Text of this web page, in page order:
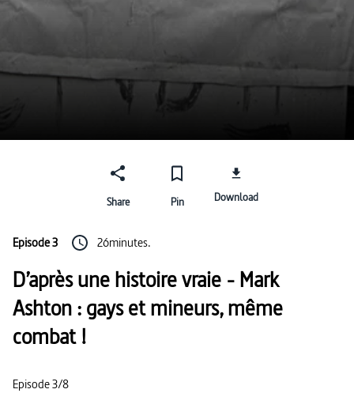
Share Pin Download
Episode 3 26minutes.
D’après une histoire vraie - Mark
Ashton : gays et mineurs, même
combat !
Episode 3/8